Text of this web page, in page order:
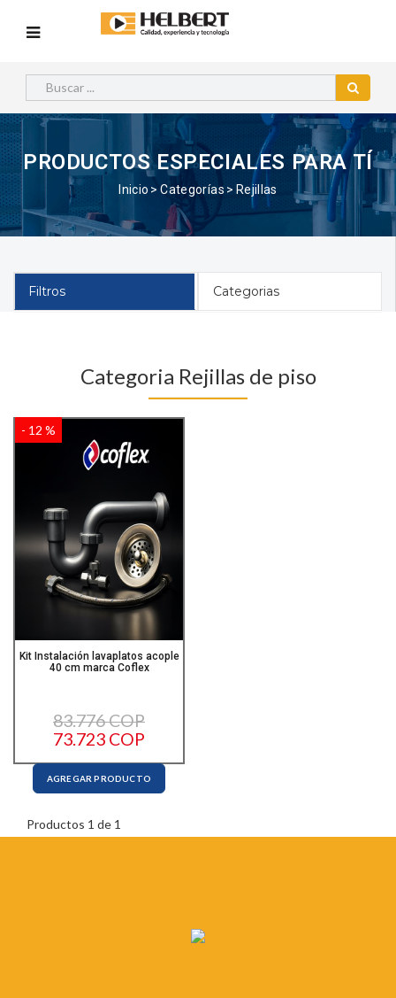
PRODUCTOS ESPECIALES PARA TÍ
Inicio Categorías Rejillas
Filtros Categorias
Categoria Rejillas de piso
Kit Instalación lavaplatos acople
40 cm marca Coflex
- 12 %
83.776 COP
73.723 COP
AGREGAR PRODUCTO
Productos 1 de 1